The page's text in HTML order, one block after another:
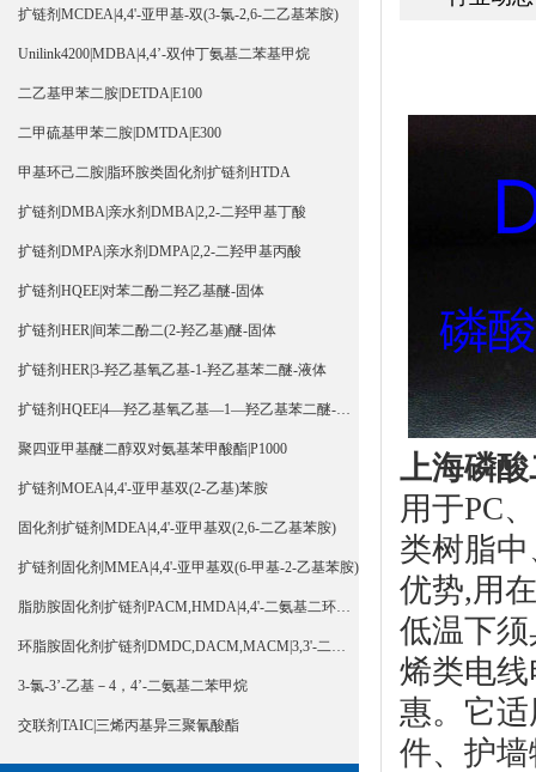
扩链剂MCDEA|4,4'-亚甲基-双(3-氯-2,6-二乙基苯胺)
Unilink4200|MDBA|4,4’-双仲丁氨基二苯基甲烷
二乙基甲苯二胺|DETDA|E100
二甲硫基甲苯二胺|DMTDA|E300
甲基环己二胺|脂环胺类固化剂扩链剂HTDA
扩链剂DMBA|亲水剂DMBA|2,2-二羟甲基丁酸
扩链剂DMPA|亲水剂DMPA|2,2-二羟甲基丙酸
扩链剂HQEE|对苯二酚二羟乙基醚-固体
扩链剂HER|间苯二酚二(2-羟乙基)醚-固体
扩链剂HER|3-羟乙基氧乙基-1-羟乙基苯二醚-液体
扩链剂HQEE|4—羟乙基氧乙基—1—羟乙基苯二醚-液体
聚四亚甲基醚二醇双对氨基苯甲酸酯|P1000
扩链剂MOEA|4,4'-亚甲基双(2-乙基)苯胺
固化剂扩链剂MDEA|4,4'-亚甲基双(2,6-二乙基苯胺)
扩链剂固化剂MMEA|4,4'-亚甲基双(6-甲基-2-乙基苯胺)
脂肪胺固化剂扩链剂PACM,HMDA|4,4'-二氨基二环己基甲烷
环脂胺固化剂扩链剂DMDC,DACM,MACM|3,3'-二甲基-4,4'-二氨基二环己基甲烷
3-氯-3’-乙基－4，4’-二氨基二苯甲烷
交联剂TAIC|三烯丙基异三聚氰酸酯
上海磷
用于PC
类树脂
优势,用
低温下
烯类电
惠。它
件、护